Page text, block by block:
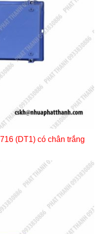
(DT1) có chân trắng